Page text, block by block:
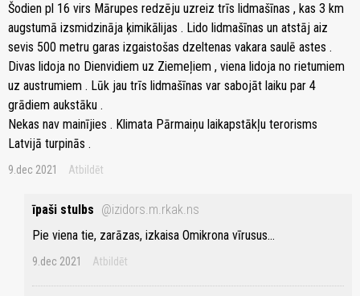
Šodien pl 16 virs Mārupes redzēju uzreiz trīs lidmašīnas , kas 3 km
augstumā izsmidzināja ķimikālijas . Lido lidmašīnas un atstāj aiz
sevis 500 metru garas izgaistošas dzeltenas vakara saulē astes .
Divas lidoja no Dienvidiem uz Ziemeļiem , viena lidoja no rietumiem
uz austrumiem . Lūk jau trīs lidmašīnas var sabojāt laiku par 4
grādiem aukstāku .
Nekas nav mainījies . Klimata Pārmaiņu laikapstākļu terorisms
Latvijā turpinās .
9.dec 2021 Atbildēt
īpaši stulbs @izidors.m.rkak.ns
Pie viena tie, zarāzas, izkaisa Omikrona vīrusus...
9.dec 2021 Atbildēt